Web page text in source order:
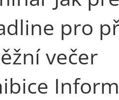
pro
večer